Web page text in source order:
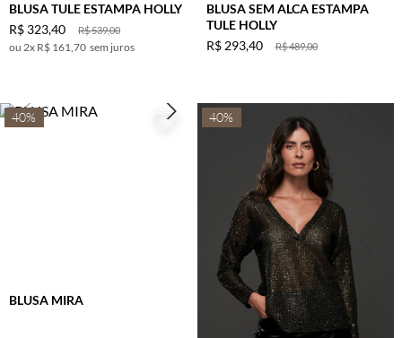
BLUSA TULE ESTAMPA HOLLY
R$539,00
R$ 323,40
2x R$ 161,70 sem juros
BLUSA SEM ALCA ESTAMPA
TULE HOLLY
R$489,00
R$ 293,40
40%
BLUSA MIRA
40%